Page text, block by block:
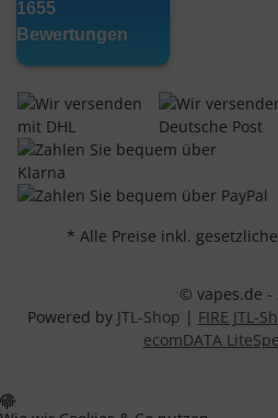
* Alle Preise inkl.
© vapes.de -
Powered by JTL-Shop | FIRE JTL-
ecomDATA